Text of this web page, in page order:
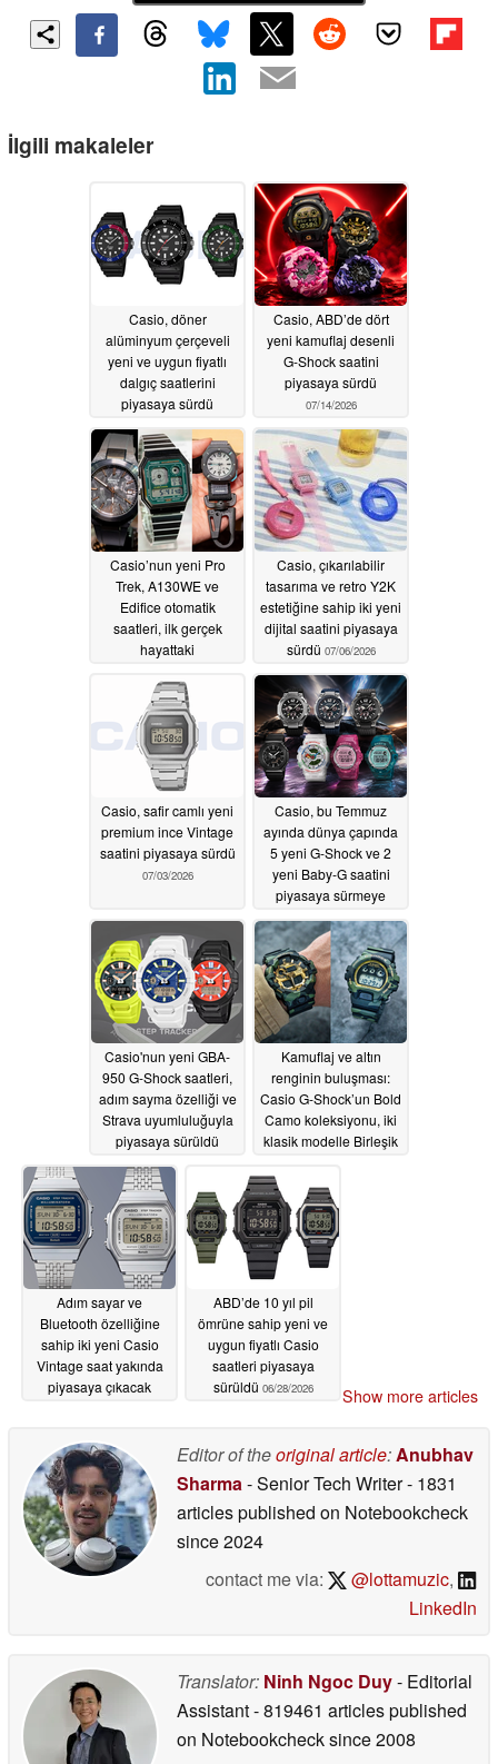
İlgili makaleler
Casio, döner
alüminyum çerçeveli
yeni ve uygun fiyatlı
dalgıç saatlerini
piyasaya sürdü
08/01/2026
Casio, ABD’de dört
yeni kamuflaj desenli
G-Shock saatini
piyasaya sürdü
07/14/2026
Casio’nun yeni Pro
Trek, A130WE ve
Edifice otomatik
saatleri, ilk gerçek
hayattaki
kamaştırıyor07/07/2026
Casio, çıkarılabilir
tasarıma ve retro Y2K
estetiğine sahip iki yeni
dijital saatini piyasaya
sürdü 07/06/2026
Casio, safir camlı yeni
premium ince Vintage
saatini piyasaya sürdü
07/03/2026
Casio, bu Temmuz
ayında dünya çapında
5 yeni G-Shock ve 2
yeni Baby-G saatini
piyasaya sürmeye
07/03/2026
Casio'nun yeni GBA-
950 G-Shock saatleri,
adım sayma özelliği ve
Strava uyumluluğuyla
piyasaya sürüldü
07/02/2026
Kamuflaj ve altın
renginin buluşması:
Casio G-Shock’un Bold
Camo koleksiyonu, iki
klasik modelle Birleşik
sunuldu
Adım sayar ve
Bluetooth özelliğine
sahip iki yeni Casio
Vintage saat yakında
piyasaya çıkacak
ABD’de 10 yıl pil
ömrüne sahip yeni ve
uygun fiyatlı Casio
saatleri piyasaya
sürüldü 06/28/2026 Show more articles
Editor of theoriginal article: Anubhav
Sharma - Senior Tech Writer- 1831
articles published on Notebookcheck
since 2024
contact me via:
@lottamuzic,
LinkedIn
Translator: Ninh Ngoc Duy- Editorial
Assistant- 819461 articles published
on Notebookchecksince 2008